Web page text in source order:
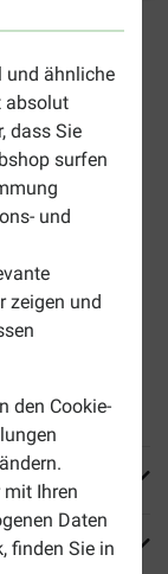
und ähnliche
absolut
dass Sie
surfen
und
zeigen und
den Cookie-
Ihren
Daten
finden Sie in
ist